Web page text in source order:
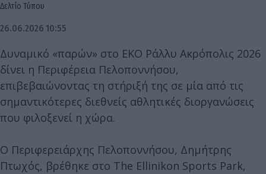
Δελτίο Τύπου
26.06.2026 10:55
Δυναμικό «παρών» στο ΕΚΟ Ράλλυ Ακρόπολις 2026
δίνει η Περιφέρεια Πελοποννήσου,
επιβεβαιώνοντας τη στήριξή της σε μία από τις
σημαντικότερες διεθνείς αθλητικές διοργανώσεις
που φιλοξενεί η χώρα.
Ο Περιφερειάρχης Πελοποννήσου, Δημήτρης
Πτωχός, βρέθηκε στο The Ellinikon Sports Park,